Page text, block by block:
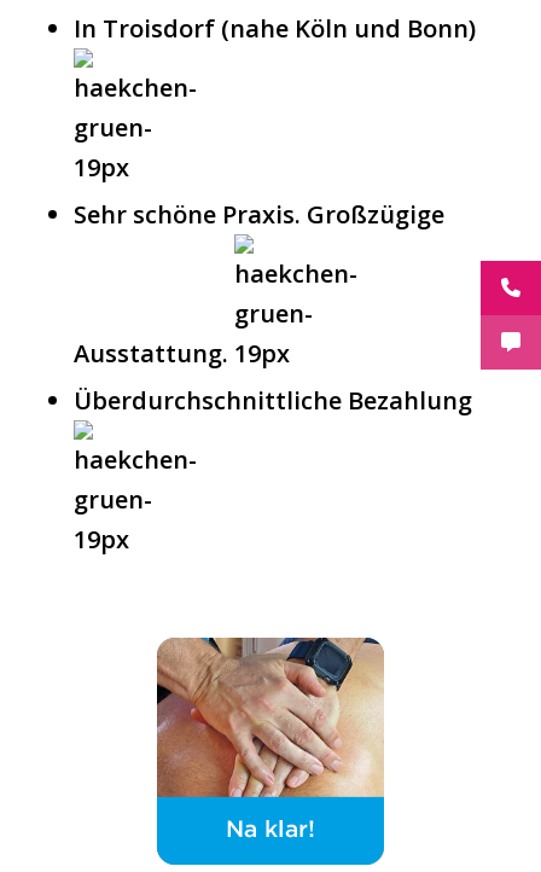
In Trois­dorf (nahe Köln und Bonn)
Sehr schö­ne Pra­xis. Groß­zü­gi­ge
Ausstattung.
Über­durch­schnitt­li­che Bezahlung